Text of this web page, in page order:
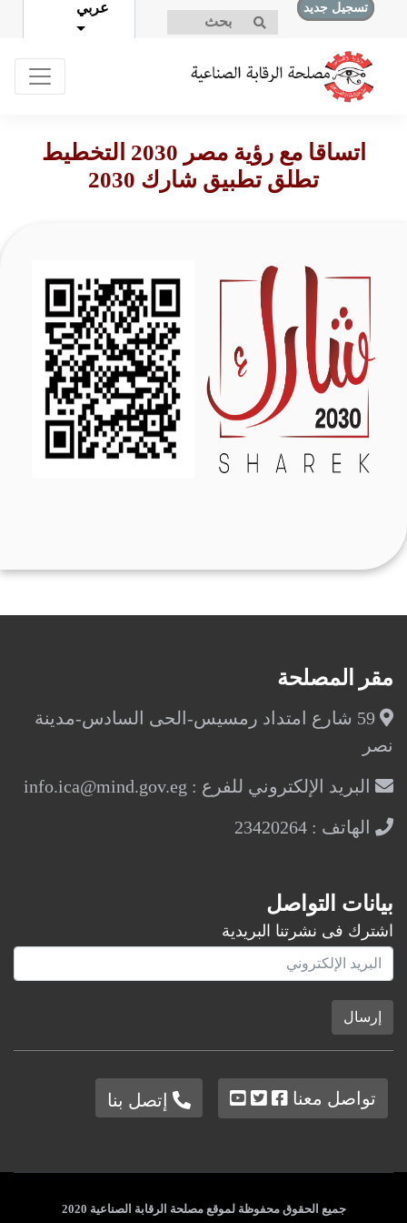
تسجيل جديد
تسجيل الدخول
عربي
اتساقا مع رؤية مصر 2030 التخطيط
تطلق تطبيق شارك 2030
مقر المصلحة
59 شارع امتداد رمسيس-الحى السادس-مدينة
نصر
البريد الإلكتروني للفرع : info.ica@mind.gov.eg
الهاتف : 23420264
بيانات التواصل
اشترك فى نشرتنا البريدية
إرسال
تواصل معنا إتصل بنا
جميع الحقوق محفوظة لموقع مصلحة الرقابة الصناعية 2020